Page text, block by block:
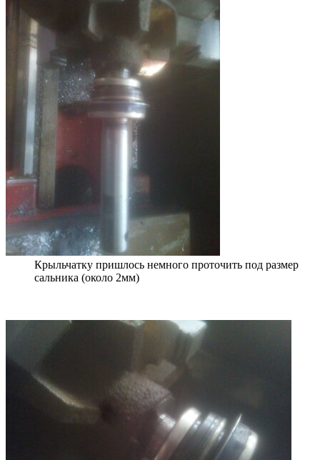
Крыльчатку пришлось немного проточить под размер
сальника (около 2мм)